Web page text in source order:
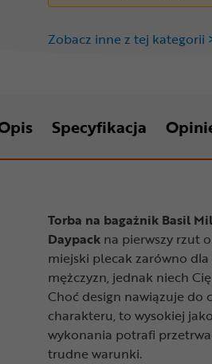
Zobacz inne z tej kategorii
Specyfikacja
Torba na bagażnik Basil
Daypack na pierwszy rzut
miejski plecak zarówno
mężczyzn, jednak niech
Choć design nawiązuje do
charakteru, to wysokiej
wykonania potrafi
trudne warunki.